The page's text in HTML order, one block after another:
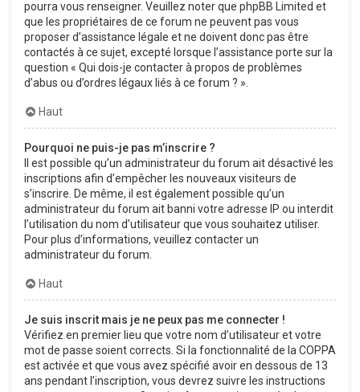
pourra vous renseigner. Veuillez noter que phpBB Limited et
que les propriétaires de ce forum ne peuvent pas vous
proposer d’assistance légale et ne doivent donc pas être
contactés à ce sujet, excepté lorsque l’assistance porte sur la
question « Qui dois-je contacter à propos de problèmes
d’abus ou d’ordres légaux liés à ce forum ? ».
Haut
Pourquoi ne puis-je pas m’inscrire ?
Il est possible qu’un administrateur du forum ait désactivé les
inscriptions afin d’empêcher les nouveaux visiteurs de
s’inscrire. De même, il est également possible qu’un
administrateur du forum ait banni votre adresse IP ou interdit
l’utilisation du nom d’utilisateur que vous souhaitez utiliser.
Pour plus d’informations, veuillez contacter un
administrateur du forum.
Haut
Je suis inscrit mais je ne peux pas me connecter !
Vérifiez en premier lieu que votre nom d’utilisateur et votre
mot de passe soient corrects. Si la fonctionnalité de la COPPA
est activée et que vous avez spécifié avoir en dessous de 13
ans pendant l’inscription, vous devrez suivre les instructions